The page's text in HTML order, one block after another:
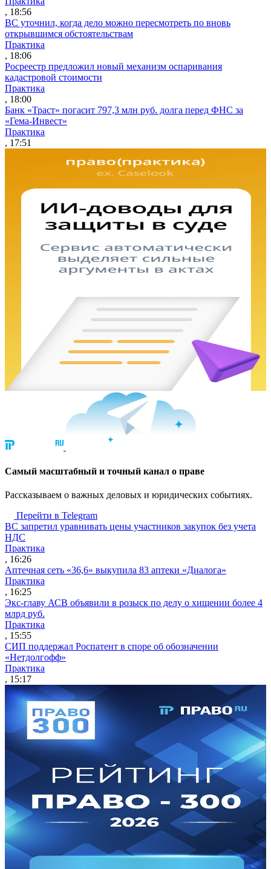
, 18:56
ВС уточнил, когда дело можно пересмотреть по вновь
открывшимся обстоятельствам
Практика
, 18:06
Росреестр предложил новый механизм оспаривания
кадастровой стоимости
Практика
, 18:00
Банк «Траст» погасит 797,3 млн руб. долга перед ФНС за
«Гема-Инвест»
Практика
, 17:51
Cамый масштабный и точный канал о праве
Рассказываем о важных деловых и юридических событиях.
Перейти в Telegram
ВС запретил уравнивать цены участников закупок без учета
НДС
Практика
, 16:26
Аптечная сеть «36,6» выкупила 83 аптеки «Диалога»
Практика
, 16:25
Экс-главу АСВ объявили в розыск по делу о хищении более 4
млрд руб.
Практика
, 15:55
СИП поддержал Роспатент в споре об обозначении
«Нетдолгофф»
Практика
, 15:17